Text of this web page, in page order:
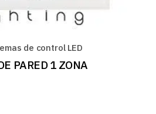
de control LED
PARED 1 ZONA